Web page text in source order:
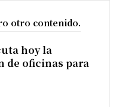
otro contenido.
hoy la
de oficinas para